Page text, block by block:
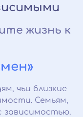
жизнь к
чьи близкие
Семьям,
зависимостью.